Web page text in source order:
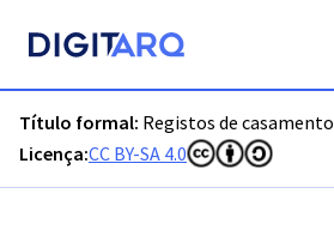
Título formal: Registos de casamento
Licença:CC BY-SA 4.0